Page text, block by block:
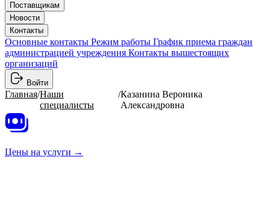
Поставщикам
Новости
Контакты
Основные контакты Режим работы График приема граждан
администрацией учреждения Контакты вышестоящих
организаций
Войти
Главная/Наши
специалисты
/Казанина Вероника
Александровна
Цены на услуги →